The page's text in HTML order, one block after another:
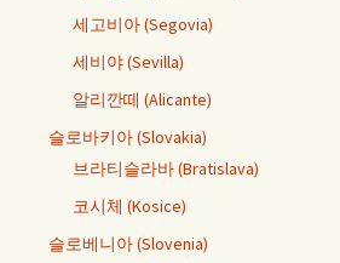
세고비아 (Segovia)
세비야 (Sevilla)
알리깐떼 (Alicante)
슬로바키아 (Slovakia)
브라티슬라바 (Bratislava)
코시체 (Kosice)
슬로베니아 (Slovenia)